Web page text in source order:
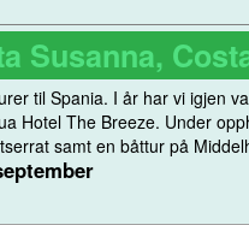
Susanna,
til Spania. I år har vi igjen
Hotel The Breeze. Under
samt en båttur på